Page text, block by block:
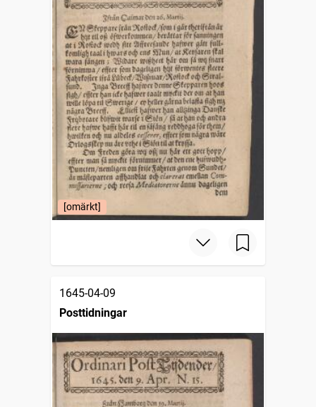
[omärkt]
1645-04-09
Posttidningar